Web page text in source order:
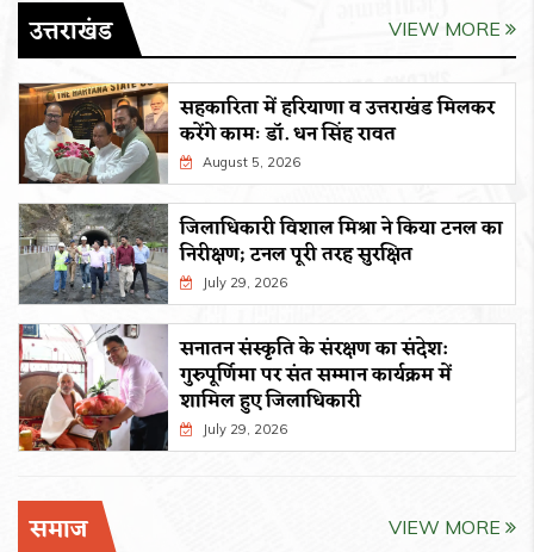
उत्तराखंड VIEW MORE
सहकारिता में हरियाणा व उत्तराखंड मिलकर
करेंगे कामः डाॅ. धन सिंह रावत
August 5, 2026
जिलाधिकारी विशाल मिश्रा ने किया टनल का
निरीक्षण; टनल पूरी तरह सुरक्षित
July 29, 2026
सनातन संस्कृति के संरक्षण का संदेश:
गुरुपूर्णिमा पर संत सम्मान कार्यक्रम में
शामिल हुए जिलाधिकारी
July 29, 2026
समाज VIEW MORE